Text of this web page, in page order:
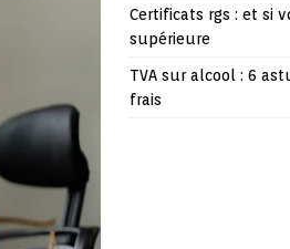
Certificats rgs : et si
supérieure
TVA sur alcool : 6
frais